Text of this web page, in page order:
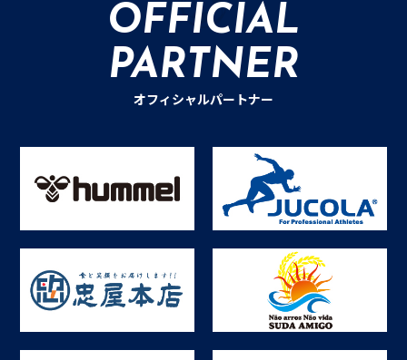
OFFICIAL
PARTNER
オフィシャルパートナー